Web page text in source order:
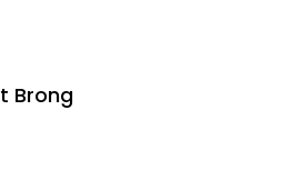
Brong